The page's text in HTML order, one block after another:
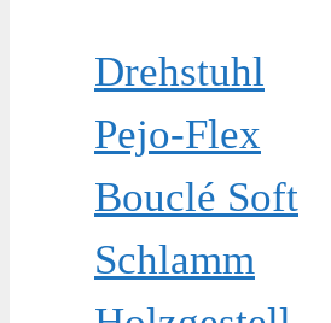
Drehstuhl
Pejo-Flex
Bouclé Soft
Schlamm